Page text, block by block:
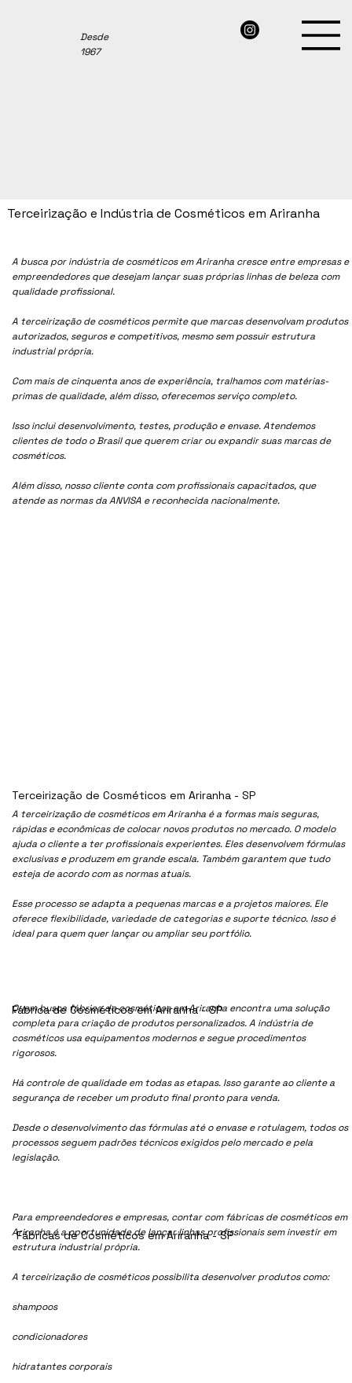
Desde
1967
A busca por indústria de cosméticos emAriranha cresce entre empresas e
empreendedores que desejam lançar suas próprias linhas de beleza com
qualidade profissional.
A terceirização de cosméticos permite que marcas desenvolvam produtos
autorizados, seguros e competitivos, mesmo sem possuir estrutura
industrial própria.
Com mais de cinquenta anos de experiência, tralhamos com matérias-
primas de qualidade, além disso, oferecemos serviço completo.
Isso inclui desenvolvimento, testes, produção e envase. Atendemos
clientes de todo o Brasil que querem criar ou expandir suas marcas de
cosméticos.
Além disso, nosso cliente conta com profissionais capacitados, que
atende as normas da ANVISA e reconhecida nacionalmente.
A terceirização de cosméticos em Ariranha é a formas mais seguras,
rápidas e econômicas de colocar novos produtos no mercado. O modelo
ajuda o cliente a ter profissionais experientes. Eles desenvolvem fórmulas
exclusivas e produzem em grande escala. Também garantem que tudo
esteja de acordo com as normas atuais.
Esse processo se adapta a pequenas marcas e a projetos maiores. Ele
oferece flexibilidade, variedade de categorias e suporte técnico. Isso é
ideal para quem quer lançar ou ampliar seu portfólio.
Quem busca fábrica de cosméticos em Ariranha encontra uma solução
completa para criação de produtos personalizados. A indústria de
cosméticos usa equipamentos modernos e segue procedimentos
rigorosos.
Há controle de qualidade em todas as etapas. Isso garante ao cliente a
segurança de receber um produto final pronto para venda.
Desde o desenvolvimento das fórmulas até o envase e rotulagem, todos os
processos seguem padrões técnicos exigidos pelo mercado e pela
legislação.
Para empreendedores e empresas, contar com fábricas de cosméticos em
Ariranha é a oportunidade de lançar linhas profissionais sem investir em
estrutura industrial própria.
A terceirização de cosméticos possibilita desenvolver produtos como:
shampoos
condicionadores
hidratantes corporais
Terceirização e Indústria de Cosméticos em Ariranha
Fábrica de Cosméticos em Ariranha - SP
Terceirização de Cosméticos em Ariranha - SP
Fábricas de Cosméticos em Ariranha - SP